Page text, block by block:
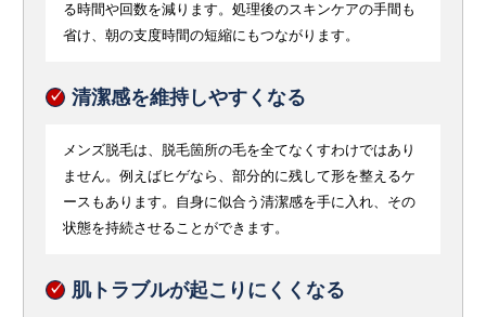
る時間や回数を減ります。処理後のスキンケアの手間も
省け、朝の支度時間の短縮にもつながります。
清潔感を維持しやすくなる
メンズ脱毛は、脱毛箇所の毛を全てなくすわけではあり
ません。例えばヒゲなら、部分的に残して形を整えるケ
ースもあります。自身に似合う清潔感を手に入れ、その
状態を持続させることができます。
肌トラブルが起こりにくくなる